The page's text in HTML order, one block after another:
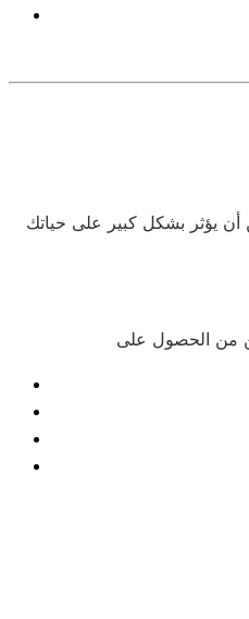
أن يؤثر بشكل كبير على حياتك